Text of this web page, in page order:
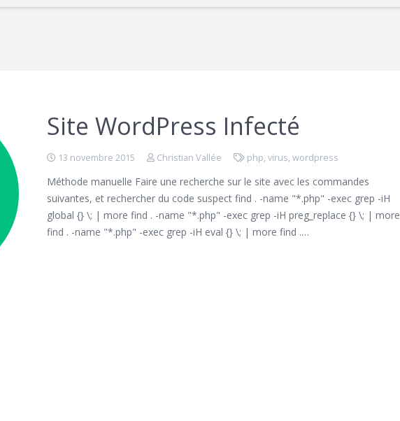
Site WordPress Infecté
13 novembre 2015 Christian Vallée php, virus, wordpress
Méthode manuelle Faire une recherche sur le site avec les commandes
suivantes, et rechercher du code suspect find . -name "*.php" -exec grep -iH
global {} \; | more find . -name "*.php" -exec grep -iH preg_replace {} \; | more
find . -name "*.php" -exec grep -iH eval {} \; | more find .…